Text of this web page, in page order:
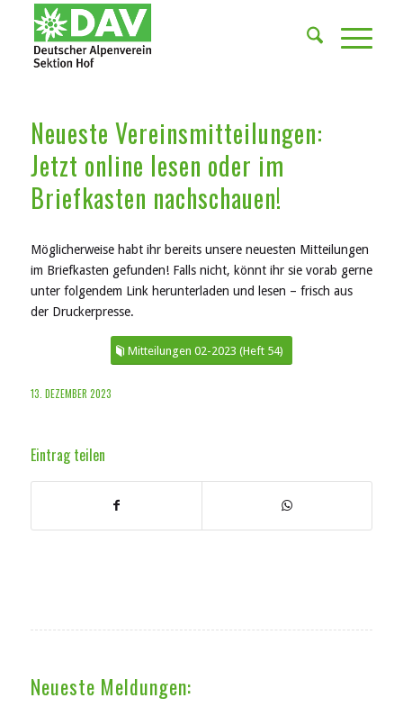
Neueste Vereinsmitteilungen:
Jetzt online lesen oder im
Briefkasten nachschauen!
Möglicherweise habt ihr bereits unsere neuesten Mitteilungen
im Briefkasten gefunden! Falls nicht, könnt ihr sie vorab gerne
unter folgendem Link herunterladen und lesen – frisch aus
der Druckerpresse.
Mitteilungen 02-2023 (Heft 54)
13. DEZEMBER 2023
Eintrag teilen
Neueste Meldungen: